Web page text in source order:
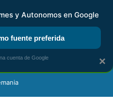
KIT DIGITAL RENTA
×
y Autonomos en Google
fuente preferida
cuenta de Google